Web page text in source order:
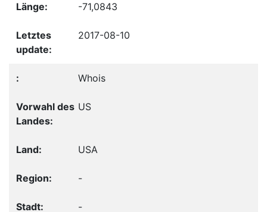
-71,0843
2017-08-10
Whois
US
USA
-
-